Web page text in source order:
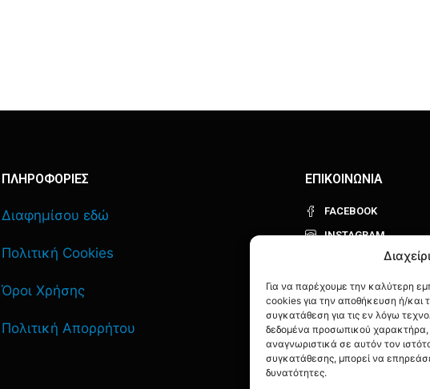
Για να παρέχουμε την καλύτερη
cookies για την αποθήκευση ή/
συγκατάθεση για τις εν λόγω
δεδομένα προσωπικού
αναγνωριστικά σε αυτόν τον
συγκατάθεσης, μπορεί να
δυνατότητες.
ΠΛΗΡΟΦΟΡΙΕΣ
Διαφημίσου εδώ
Πολιτική Cookies
Όροι Χρήσης
Πολιτική Απορρήτου
ΕΠΙΚΟΙΝΩΝΙΑ
FACEBOOK
INSTAGRAM